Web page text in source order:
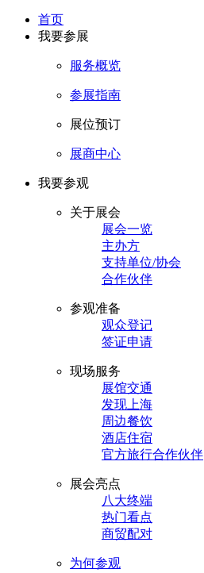
首页
我要参展
服务概览
参展指南
展位预订
展商中心
我要参观
关于展会
展会一览
主办方
支持单位/协会
合作伙伴
参观准备
观众登记
签证申请
现场服务
展馆交通
发现上海
周边餐饮
酒店住宿
官方旅行合作伙伴
展会亮点
八大终端
热门看点
商贸配对
为何参观